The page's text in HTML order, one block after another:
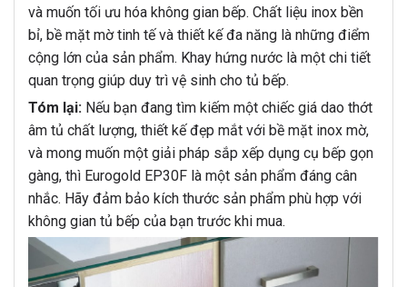
và muốn tối ưu hóa không gian bếp. Chất liệu inox bền
bỉ, bề mặt mờ tinh tế và thiết kế đa năng là những điểm
cộng lớn của sản phẩm. Khay hứng nước là một chi tiết
quan trọng giúp duy trì vệ sinh cho tủ bếp.
Tóm lại: Nếu bạn đang tìm kiếm một chiếc giá dao thớt
âm tủ chất lượng, thiết kế đẹp mắt với bề mặt inox mờ,
và mong muốn một giải pháp sắp xếp dụng cụ bếp gọn
gàng, thì Eurogold EP30F là một sản phẩm đáng cân
nhắc. Hãy đảm bảo kích thước sản phẩm phù hợp với
không gian tủ bếp của bạn trước khi mua.